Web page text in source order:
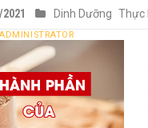
Dinh Dưỡng Thực